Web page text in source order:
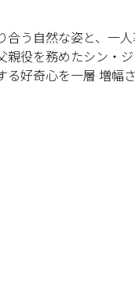
う自然な姿と、一
役を務めたシン・
好奇心を一層 増幅さ